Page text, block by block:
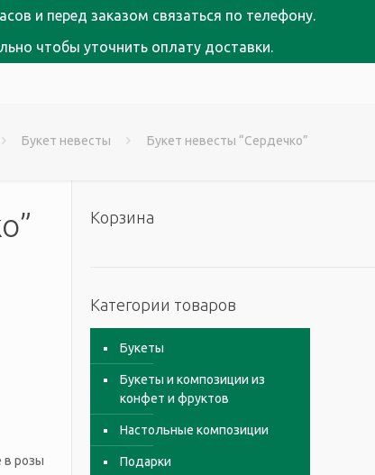
и перед заказом связаться по телефону.
чтобы уточнить оплату доставки.
Букет невесты Букет невесты “Сердечко”
в розы
Корзина
Категории товаров
Букеты
Букеты и композиции из
конфет и фруктов
Настольные композиции
Подарки